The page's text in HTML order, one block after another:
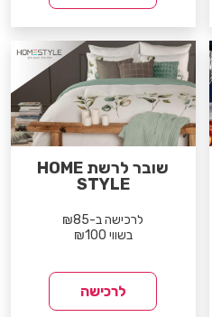
שובר לרשת HOME
STYLE
לרכישה ב-₪85
בשווי ₪100
לרכישה